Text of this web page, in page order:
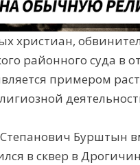
христиан,
районного суда в
примером
Бурштын
в сквер в